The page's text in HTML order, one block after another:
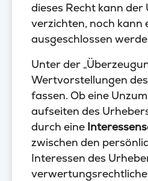
dieses Recht kann
verzichten, noch kann
ausgeschlossen
Unter der
Wertvorstellungen
fassen. Ob eine
aufseiten des
durch eine
zwischen den
Interessen des